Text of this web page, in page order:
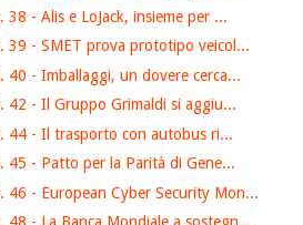
38 - Alis e LoJack, insieme per ...
39 - SMET prova prototipo veicol...
40 - Imballaggi, un dovere cerca...
42 - Il Gruppo Grimaldi si aggiu...
44 - Il trasporto con autobus ri...
45 - Patto per la Parità di Gene...
46 - European Cyber Security Mon...